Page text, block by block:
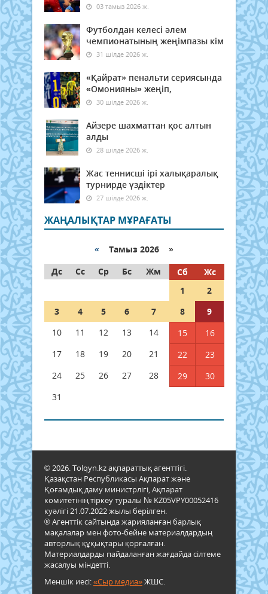
03 тамыз 2026 ж.
Футболдан келесі әлем
чемпионатының жеңімпазы кім
31 шілде 2026 ж.
«Қайрат» пенальти сериясында
«Омонияны» жеңіп,
30 шілде 2026 ж.
Айзере шахматтан қос алтын
алды
28 шілде 2026 ж.
Жас теннисші ірі халықаралық
турнирде үздіктер
27 шілде 2026 ж.
ЖАҢАЛЫҚТАР МҰРАҒАТЫ
« Тамыз 2026 »
Дс
Сс Ср Бс Жм Сб
Жс
1
2
3
4 5 6 7 8
9
10
11 12 13 14 15
16
17
18 19 20 21 22
23
24
25 26 27 28 29
30
31
© 2026. Tolqyn.kz ақпараттық агенттігі.
Қазақстан Республикасы Ақпарат және
Қоғамдық даму министрлігі, Ақпарат
комитетінің тіркеу туралы № KZ05VPY00052416
куәлігі 21.07.2022 жылы берілген.
® Агенттік сайтында жарияланған барлық
мақалалар мен фото-бейне материалдардың
авторлық құқықтары қорғалған.
Материалдарды пайдаланған жағдайда сілтеме
жасалуы міндетті.
Меншік иесі:«Сыр медиа»ЖШС.